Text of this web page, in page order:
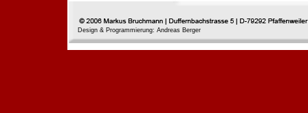
Design & Programmierung: Andreas Berger